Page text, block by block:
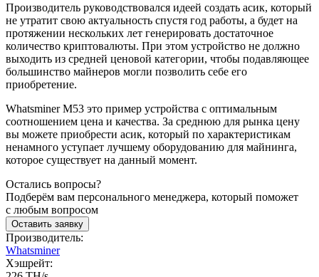
Производитель руководствовался идеей создать асик, который
не утратит свою актуальность спустя год работы, а будет на
протяжении нескольких лет генерировать достаточное
количество криптовалюты. При этом устройство не должно
выходить из средней ценовой категории, чтобы подавляющее
большинство майнеров могли позволить себе его
приобретение.
Whatsminer M53 это пример устройства с оптимальным
соотношением цена и качества. За среднюю для рынка цену
вы можете приобрести асик, который по характеристикам
ненамного уступает лучшему оборудованию для майнинга,
которое существует на данный момент.
Остались вопросы?
Подберём вам персонального менеджера, который поможет
с любым вопросом
Оставить заявку
Производитель:
Whatsminer
Хэшрейт: